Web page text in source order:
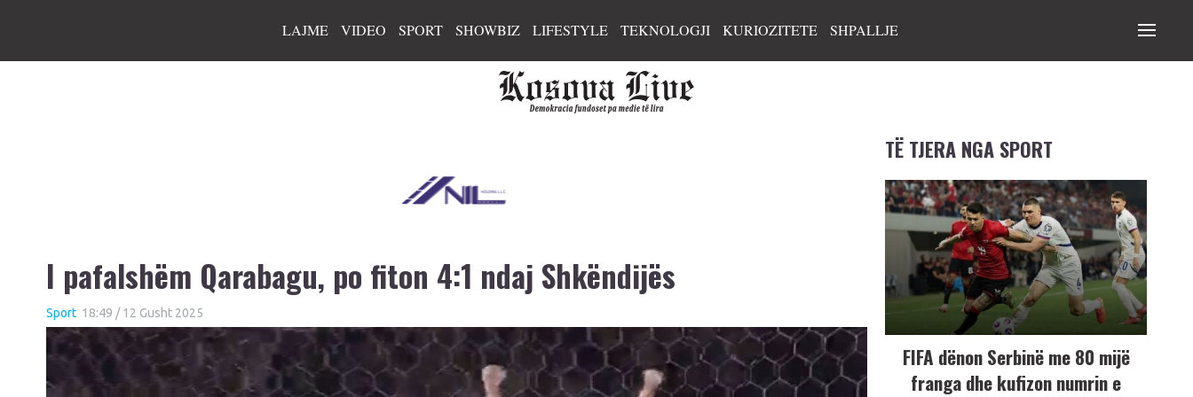
LAJME VIDEO SPORT SHOWBIZ LIFESTYLE TEKNOLOGJI KURIOZITETE SHPALLJE
I pafalshëm Qarabagu, po fiton 4:1 ndaj Shkëndijës
Sport 18:49 / 12 Gusht 2025
TË TJERA NGA SPORT
FIFA dënon Serbinë me 80 mijë
franga dhe kufizon numrin e